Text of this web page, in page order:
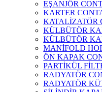
EŞANJÖR
KARTER
KATALİZATÖR
KÜLBÜTÖR
KÜLBÜTÖR
MANİFOLD
ÖN KAPAK
PARTİKÜL
RADYATÖR
RADYATÖR